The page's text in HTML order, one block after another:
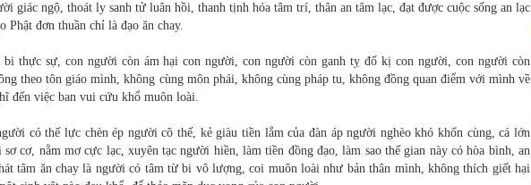
giác ngộ, thoát ly sanh tử luân hồi, thanh tịnh hóa tâm trí, thân an tâm lạc, đạt được cuộc sống an lạc
Phật đơn thuần chỉ là đạo ăn chay.
thực sự, con người còn ám hại con người, con người còn ganh tỵ đố kị con người, con người còn
theo tôn giáo mình, không cùng môn phái, không cùng pháp tu, không đồng quan điểm với mình về
đến việc ban vui cứu khổ muôn loài.
có thế lực chèn ép người cô thế, kẻ giàu tiền lắm của đàn áp người nghèo khó khốn cùng, cá lớn
cơ, nằm mơ cực lạc, xuyên tạc người hiền, làm tiền đồng đạo, làm sao thế gian này có hòa bình, an
tâm ăn chay là người có tâm từ bi vô lượng, coi muôn loài như bản thân mình, không thích giết hại